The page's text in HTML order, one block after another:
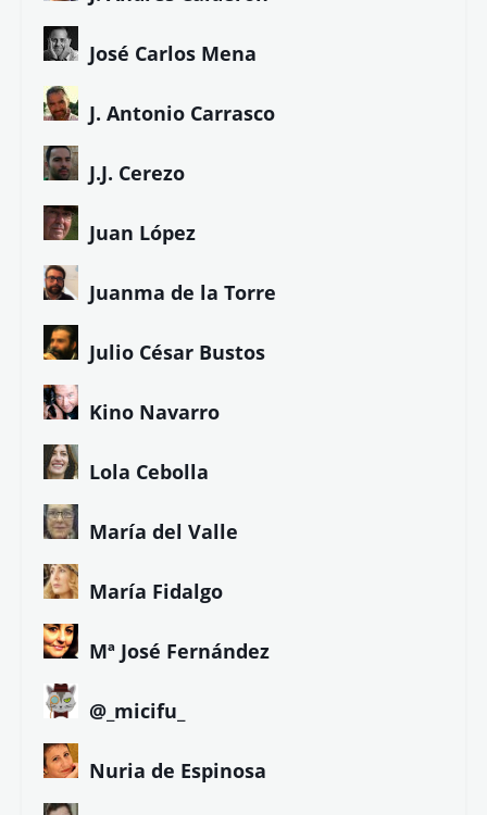
José Carlos Mena
J. Antonio Carrasco
J.J. Cerezo
Juan López
Juanma de la Torre
Julio César Bustos
Kino Navarro
Lola Cebolla
María del Valle
María Fidalgo
Mª José Fernández
@_micifu_
Nuria de Espinosa